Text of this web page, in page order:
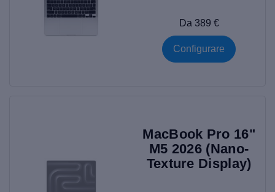
Da 389 €
Configurare
MacBook Pro 16"
M5 2026 (Nano-
Texture Display)